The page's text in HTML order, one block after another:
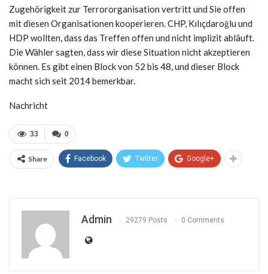
Zugehörigkeit zur Terrororganisation vertritt und Sie offen
mit diesen Organisationen kooperieren. CHP, Kılıçdaroğlu und
HDP wollten, dass das Treffen offen und nicht implizit abläuft.
Die Wähler sagten, dass wir diese Situation nicht akzeptieren
können. Es gibt einen Block von 52 bis 48, und dieser Block
macht sich seit 2014 bemerkbar.
Nachricht
0
33
Share Facebook Twitter Google+
Admin 29279 Posts 0 Comments